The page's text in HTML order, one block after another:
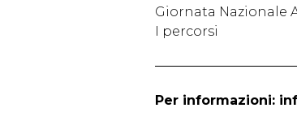
Giornata Nazionale
I percorsi
Per informazioni: